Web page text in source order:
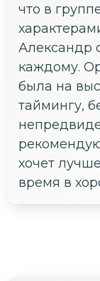
что в
Александр
каждому.
была на
таймингу,
хочет
время в